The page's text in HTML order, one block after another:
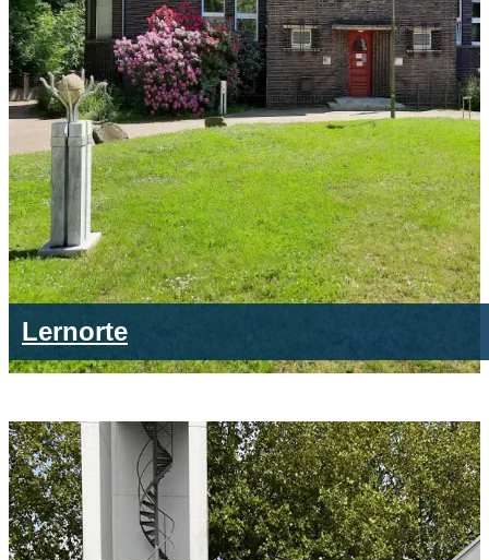
Lernorte